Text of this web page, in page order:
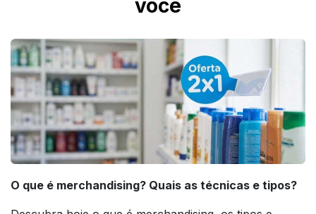
você
O que é merchandising? Quais as técnicas e tipos?